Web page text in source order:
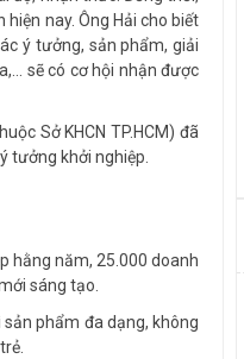
nay. Ông Hải cho biết
ý tưởng, sản phẩm, giải
sẽ có cơ hội nhận được
Sở KHCN TP.HCM) đã
tưởng khởi nghiệp.
hằng năm, 25.000 doanh
sáng tạo.
phẩm đa dạng, không